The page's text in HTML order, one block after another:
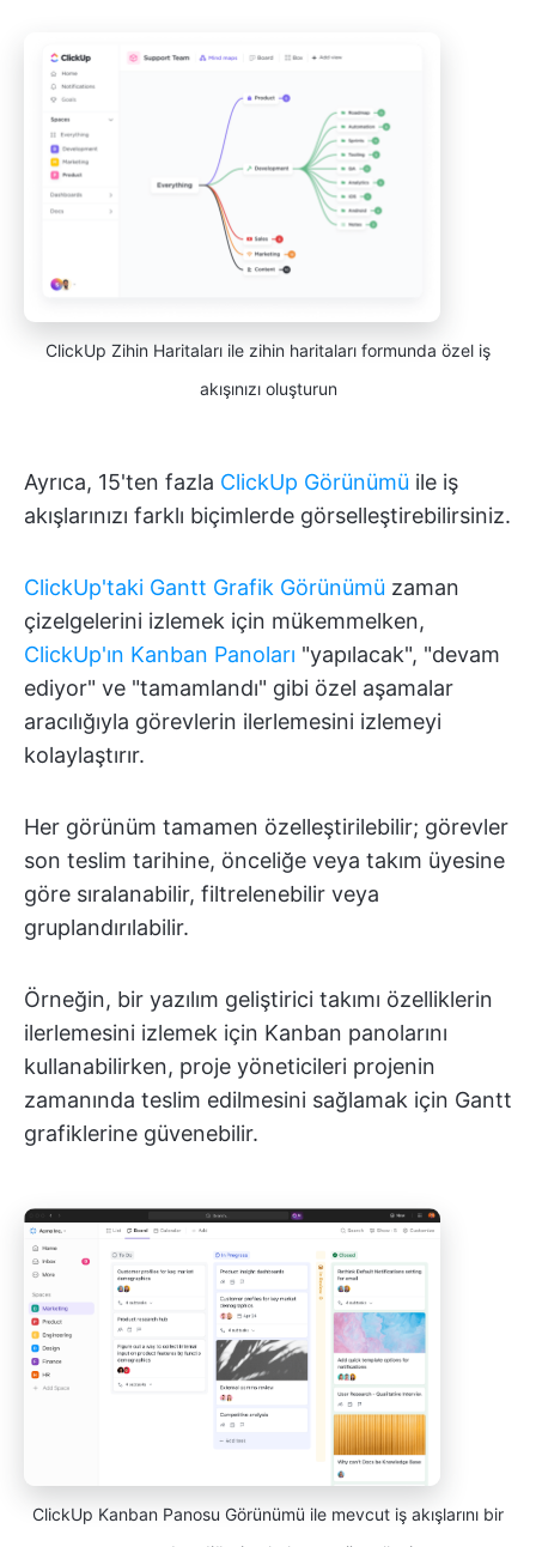
ClickUp Zihin Haritaları ile zihin haritaları formunda özel iş
akışınızı oluşturun
Ayrıca, 15'ten fazla ClickUp Görünümü ile iş
akışlarınızı farklı biçimlerde görselleştirebilirsiniz.
ClickUp'taki Gantt Grafik Görünümü zaman
çizelgelerini izlemek için mükemmelken,
ClickUp'ın Kanban Panoları "yapılacak", "devam
ediyor" ve "tamamlandı" gibi özel aşamalar
aracılığıyla görevlerin ilerlemesini izlemeyi
kolaylaştırır.
Her görünüm tamamen özelleştirilebilir; görevler
son teslim tarihine, önceliğe veya takım üyesine
göre sıralanabilir, filtrelenebilir veya
gruplandırılabilir.
Örneğin, bir yazılım geliştirici takımı özelliklerin
ilerlemesini izlemek için Kanban panolarını
kullanabilirken, proje yöneticileri projenin
zamanında teslim edilmesini sağlamak için Gantt
grafiklerine güvenebilir.
ClickUp Kanban Panosu Görünümü ile mevcut iş akışlarını bir